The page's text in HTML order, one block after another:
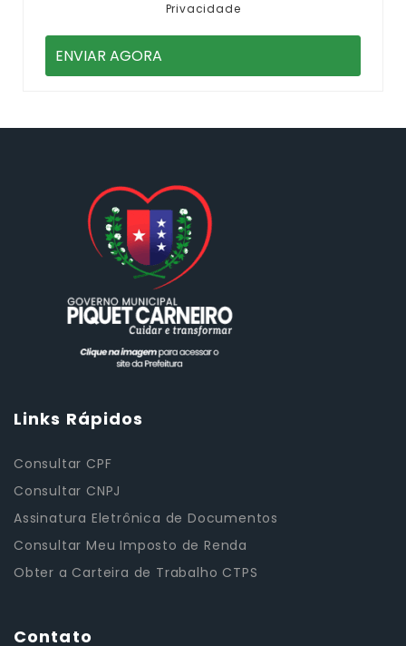
Privacidade
Links Rápidos
Consultar CPF
Consultar CNPJ
Assinatura Eletrônica de Documentos
Consultar Meu Imposto de Renda
Obter a Carteira de Trabalho CTPS
Contato